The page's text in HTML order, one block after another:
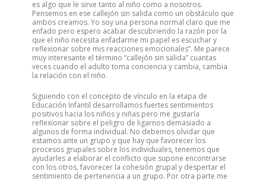
es algo que le sirve tanto al niño como a nosotros.
Pensemos en ese callejón sin salida como un obstáculo que
ambos creamos. Yo soy una persona normal claro que me
enfado pero espero acabar descubriendo la razón por la
que el niño necesita enfadarme mi papel es escuchar y
reflexionar sobre mis reacciones emocionales”. Me parece
muy interesante el término “callejón sin salida” cuantas
veces cuando el adulto toma conciencia y cambia, cambia
la relación con el niño.
Siguiendo con el concepto de vínculo en la etapa de
Educación Infantil desarrollamos fuertes sentimientos
positivos hacia los niños y niñas pero me gustaría
reflexionar sobre el peligro de ligarnos demasiado a
algunos de forma individual. No debemos olvidar que
estamos ante un grupo y que hay que favorecer los
procesos grupales sobre los individuales, tenemos que
ayudarles a elaborar el conflicto que supone encontrarse
con los otros, favorecer la cohesión grupal y despertar el
sentimiento de pertenencia a un grupo. Por otra parte me